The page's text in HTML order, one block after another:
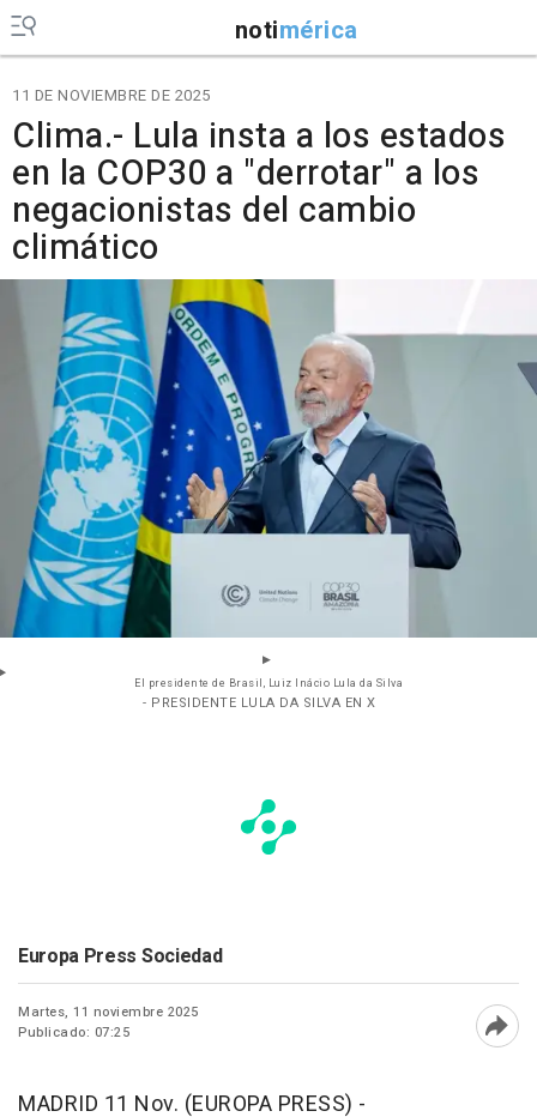
notimérica
11 DE NOVIEMBRE DE 2025
Clima.- Lula insta a los estados
en la COP30 a "derrotar" a los
negacionistas del cambio
climático
El presidente de Brasil, Luiz Inácio Lula da Silva
- PRESIDENTE LULA DA SILVA EN X
Europa Press Sociedad
Martes, 11 noviembre 2025
Publicado: 07:25
MADRID 11 Nov. (EUROPA PRESS) -